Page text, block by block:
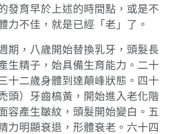
發育早於上述的時間點，或是不
力不佳，就是已經「老」了。
期，八歲開始替換乳牙，頭髮長
生精子，始具備生育能力。二十
十二歲身體到達顛峰狀態。四十
頭）牙齒槁黃，開始進入老化階
容產生皺紋，頭髮開始變白。五
力明顯衰退，形體衰老。六十四